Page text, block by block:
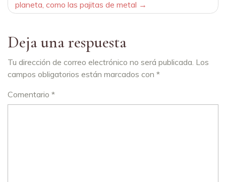
entradas
planeta, como las pajitas de metal
Deja una respuesta
Tu dirección de correo electrónico no será publicada. Los
campos obligatorios están marcados con *
Comentario *